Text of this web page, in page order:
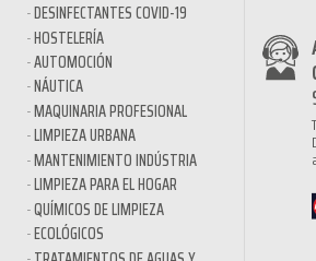
DESINFECTANTES COVID-19
HOSTELERÍA
AUTOMOCIÓN
NÁUTICA
MAQUINARIA PROFESIONAL
LIMPIEZA URBANA
MANTENIMIENTO INDÚSTRIA
LIMPIEZA PARA EL HOGAR
QUÍMICOS DE LIMPIEZA
ECOLÓGICOS